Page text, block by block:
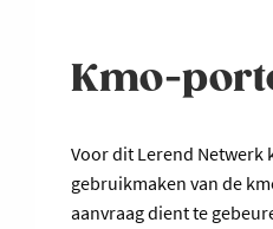
Kmo-
Voor dit Lerend Netwerk
gebruikmaken van de
aanvraag dient te